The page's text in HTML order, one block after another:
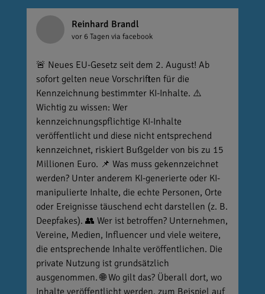
Reinhard Brandl
vor 6 Tagen via facebook
🚨 Neues EU-Gesetz seit dem 2. August! Ab
sofort gelten neue Vorschriften für die
Kennzeichnung bestimmter KI-Inhalte. ⚠️
Wichtig zu wissen: Wer
kennzeichnungspflichtige KI-Inhalte
veröffentlicht und diese nicht entsprechend
kennzeichnet, riskiert Bußgelder von bis zu 15
Millionen Euro. 📌 Was muss gekennzeichnet
werden? Unter anderem KI-generierte oder KI-
manipulierte Inhalte, die echte Personen, Orte
oder Ereignisse täuschend echt darstellen (z. B.
Deepfakes). 👥 Wer ist betroffen? Unternehmen,
Vereine, Medien, Influencer und viele weitere,
die entsprechende Inhalte veröffentlichen. Die
private Nutzung ist grundsätzlich
ausgenommen. 🌐 Wo gilt das? Überall dort, wo